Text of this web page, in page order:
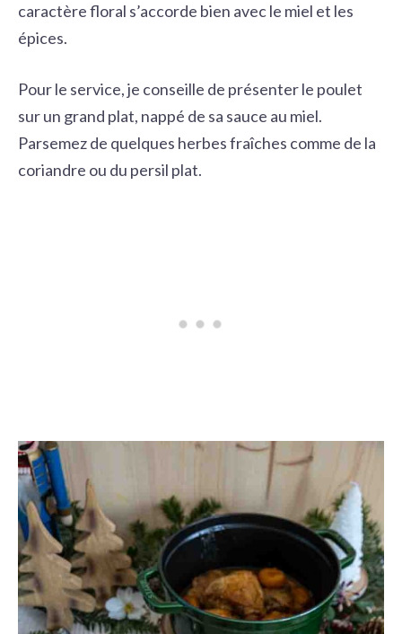
caractère floral s’accorde bien avec le miel et les
épices.
Pour le service, je conseille de présenter le poulet
sur un grand plat, nappé de sa sauce au miel.
Parsemez de quelques herbes fraîches comme de la
coriandre ou du persil plat.